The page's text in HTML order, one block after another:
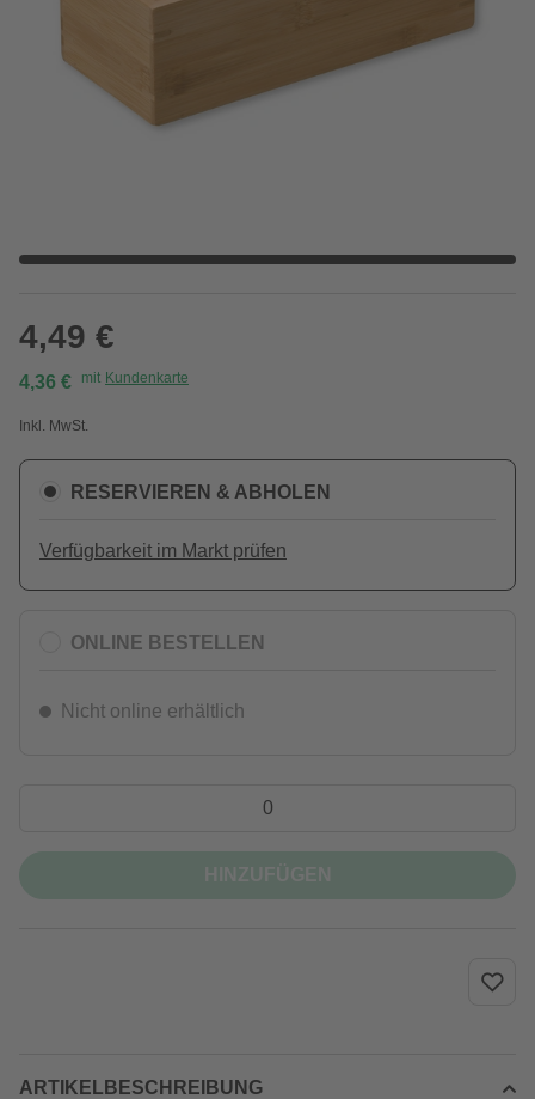
4,49 €
4,36 € mit Kundenkarte
Inkl. MwSt.
RESERVIEREN & ABHOLEN
Verfügbarkeit im Markt prüfen
ONLINE BESTELLEN
Nicht online erhältlich
ARTIKELBESCHREIBUNG